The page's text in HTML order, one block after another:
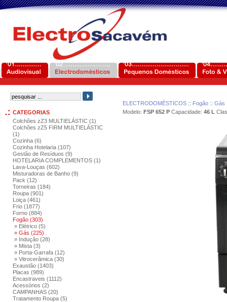
CATEGORIAS
Colchões zZ3 MULTIELÁSTIC (1)
Colchões zZ5 FIRM MULTIELÁSTIC
(1)
Cozinha (6)
Cozinha Hotelaria (107)
Gestão de Resíduos (9)
HOTELARIA COMPLEMENTOS (1)
Lava-Louças (602)
Misturadoras de Banho (9)
Pack (12)
Torneiras (184)
Roupa (901)
Loiça (461)
Frio (1877)
Forno (884)
Fogão (303)
» Elétrico (5)
» Gás (225)
» Indução (28)
» Mista (3)
» Porta-Garrafa (12)
» Vitrocerâmica (30)
Exaustão (1403)
Placas (989)
Encastraveis (1112)
Acessórios (2)
CAMPANHAS (20)
Tratamento Roupa (5)
ELECTRODOMÉSTICOS:: Fogão:: Gás
Modelo: FSP 652 PCapacidade: 46 L